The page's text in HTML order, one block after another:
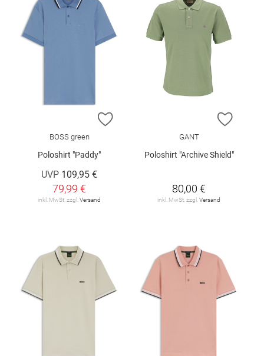
ZUR WUNSCHLISTE HINZUFÜGEN
BOSS green
Poloshirt "Paddy"
UVP 109,95 €
79,99 €
inkl. MwSt. zzgl. Versand
ZUR
GANT
Poloshirt "Archive Shield"
80,00 €
inkl. MwSt. zzgl. Versand